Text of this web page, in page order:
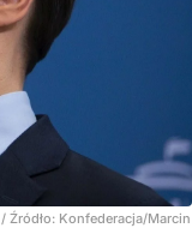
/ Źródło: Konfederacja/Marcin